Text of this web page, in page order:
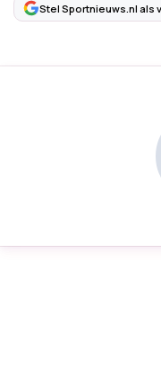
Stel Sportnieuws.nl als